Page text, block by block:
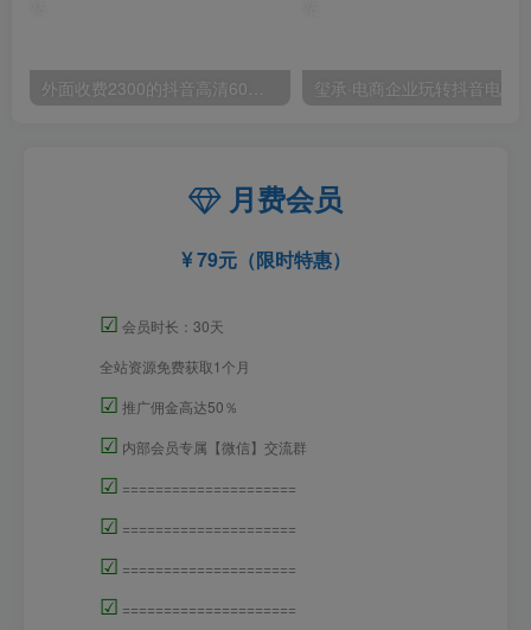
外面收费2300的抖音高清60帧视频教程，保证你能学会如何制作视频（教程+插件）
月费会员
79元（限时特惠）
☑ 会员时长：30天
全站资源免费获取1个月
☑ 推广佣金高达50％
☑ 内部会员专属【微信】交流群
☑ =====================
☑ =====================
☑ =====================
☑ =====================